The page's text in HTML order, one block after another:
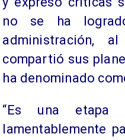
no se ha
administración,
compartió sus
ha denominado
“Es una etapa
lamentablemente